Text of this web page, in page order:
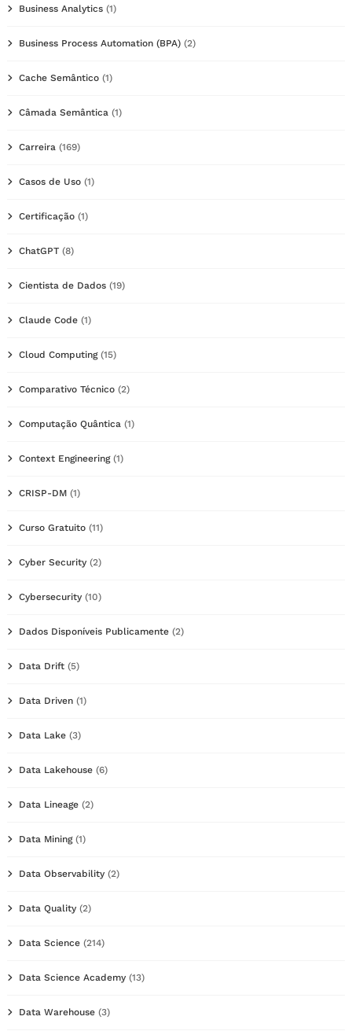
Business Analytics (1)
Business Process Automation (BPA) (2)
Cache Semântico (1)
Câmada Semântica (1)
Carreira (169)
Casos de Uso (1)
Certificação (1)
ChatGPT (8)
Cientista de Dados (19)
Claude Code (1)
Cloud Computing(15)
Comparativo Técnico (2)
Computação Quântica (1)
Context Engineering(1)
CRISP-DM (1)
Curso Gratuito (11)
Cyber Security (2)
Cybersecurity (10)
Dados Disponíveis Publicamente (2)
Data Drift (5)
Data Driven (1)
Data Lake (3)
Data Lakehouse (6)
Data Lineage (2)
Data Mining(1)
Data Observability (2)
Data Quality (2)
Data Science (214)
Data Science Academy (13)
Data Warehouse (3)